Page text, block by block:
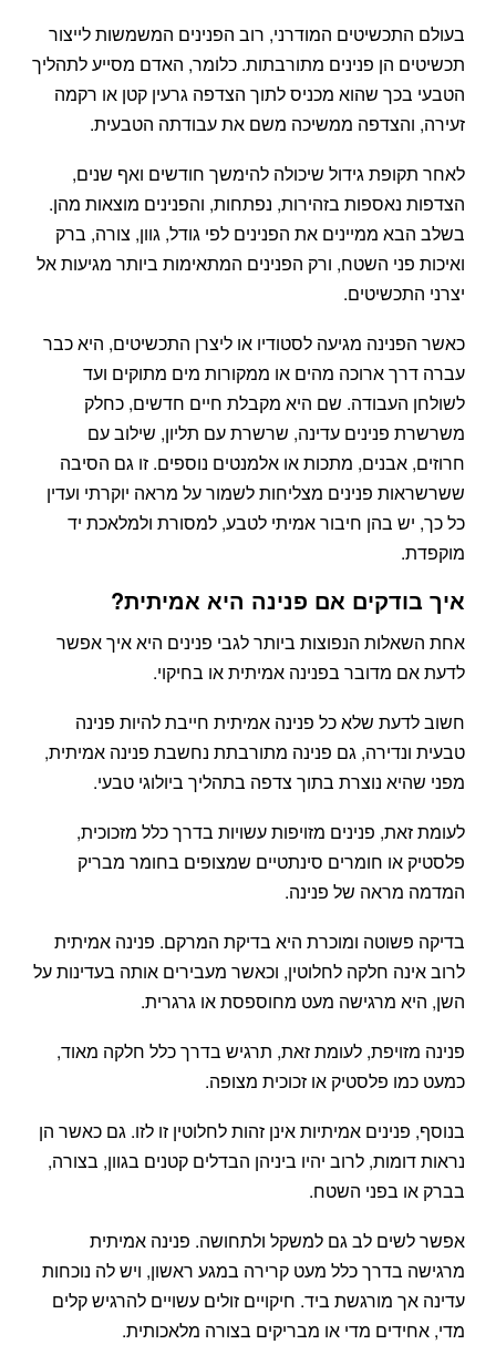
בעולם התכשיטים המודרני, רוב הפנינים המשמשות לייצור
תכשיטים הן פנינים מתורבתות. כלומר, האדם מסייע לתהליך
הטבעי בכך שהוא מכניס לתוך הצדפה גרעין קטן או רקמה
זעירה, והצדפה ממשיכה משם את עבודתה הטבעית.
לאחר תקופת גידול שיכולה להימשך חודשים ואף שנים,
הצדפות נאספות בזהירות, נפתחות, והפנינים מוצאות מהן.
בשלב הבא ממיינים את הפנינים לפי גודל, גוון, צורה, ברק
ואיכות פני השטח, ורק הפנינים המתאימות ביותר מגיעות אל
יצרני התכשיטים.
כאשר הפנינה מגיעה לסטודיו או ליצרן התכשיטים, היא כבר
עברה דרך ארוכה מהים או ממקורות מים מתוקים ועד
לשולחן העבודה. שם היא מקבלת חיים חדשים, כחלק
משרשרת פנינים עדינה, שרשרת עם תליון, שילוב עם
חרוזים, אבנים, מתכות או אלמנטים נוספים. זו גם הסיבה
ששרשראות פנינים מצליחות לשמור על מראה יוקרתי ועדין
כל כך, יש בהן חיבור אמיתי לטבע, למסורת ולמלאכת יד
מוקפדת.
איך בודקים אם פנינה היא אמיתית?
אחת השאלות הנפוצות ביותר לגבי פנינים היא איך אפשר
לדעת אם מדובר בפנינה אמיתית או בחיקוי.
חשוב לדעת שלא כל פנינה אמיתית חייבת להיות פנינה
טבעית ונדירה, גם פנינה מתורבתת נחשבת פנינה אמיתית,
מפני שהיא נוצרת בתוך צדפה בתהליך ביולוגי טבעי.
לעומת זאת, פנינים מזויפות עשויות בדרך כלל מזכוכית,
פלסטיק או חומרים סינתטיים שמצופים בחומר מבריק
המדמה מראה של פנינה.
בדיקה פשוטה ומוכרת היא בדיקת המרקם. פנינה אמיתית
לרוב אינה חלקה לחלוטין, וכאשר מעבירים אותה בעדינות על
השן, היא מרגישה מעט מחוספסת או גרגרית.
פנינה מזויפת, לעומת זאת, תרגיש בדרך כלל חלקה מאוד,
כמעט כמו פלסטיק או זכוכית מצופה.
בנוסף, פנינים אמיתיות אינן זהות לחלוטין זו לזו. גם כאשר הן
נראות דומות, לרוב יהיו ביניהן הבדלים קטנים בגוון, בצורה,
בברק או בפני השטח.
אפשר לשים לב גם למשקל ולתחושה. פנינה אמיתית
מרגישה בדרך כלל מעט קרירה במגע ראשון, ויש לה נוכחות
עדינה אך מורגשת ביד. חיקויים זולים עשויים להרגיש קלים
מדי, אחידים מדי או מבריקים בצורה מלאכותית.